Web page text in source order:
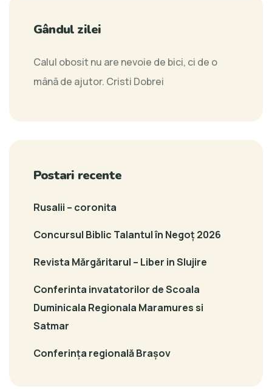
Gândul zilei
Calul obosit nu are nevoie de bici, ci de o
mânã de ajutor. Cristi Dobrei
Postari recente
Rusalii – coronita
Concursul Biblic Talantul în Negoț 2026
Revista Mărgăritarul – Liber in Slujire
Conferinta invatatorilor de Scoala
Duminicala Regionala Maramures si
Satmar
Conferința regională Brașov